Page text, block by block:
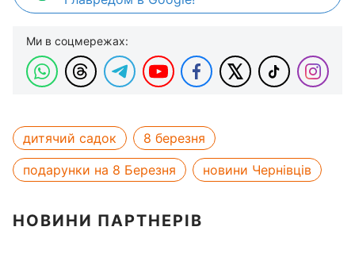
Ми в соцмережах:
дитячий садок
8 березня
подарунки на 8 Березня
новини Чернівців
НОВИНИ ПАРТНЕРІВ